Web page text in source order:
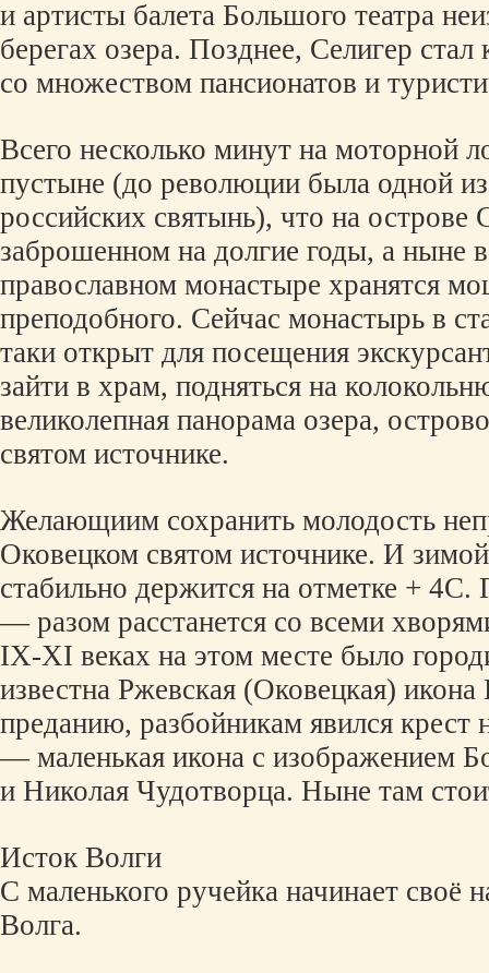
и артисты балета Большого театра
берегах озера. Позднее, Селигер
со множеством пансионатов и
Всего несколько минут на моторной
пустыне (до революции была одной
российских святынь), что на острове
заброшенном на долгие годы, а ныне
православном монастыре хранятся
преподобного. Сейчас монастырь в
таки открыт для посещения
зайти в храм, подняться на
великолепная панорама озера,
святом источнике.
Желающиим сохранить молодость
Оковецком святом источнике. И
стабильно держится на отметке + 4С.
— разом расстанется со всеми
IX-XI веках на этом месте было
известна Ржевская (Оковецкая)
преданию, разбойникам явился крест
— маленькая икона с изображением
и Николая Чудотворца. Ныне там
Исток Волги
С маленького ручейка начинает своё
Волга.